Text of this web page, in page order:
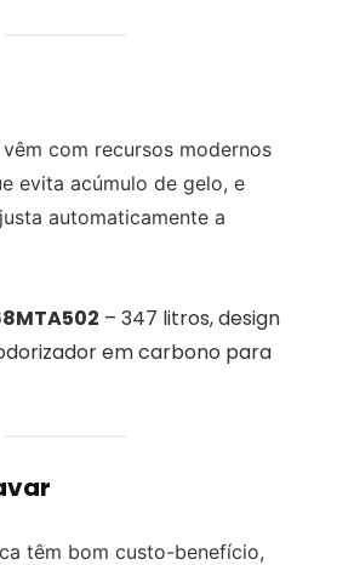
com recursos modernos
evita acúmulo de gelo, e
automaticamente a
– 347 litros, design
em carbono para
têm bom custo-benefício,